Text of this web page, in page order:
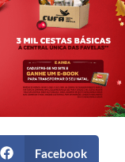
Facebook